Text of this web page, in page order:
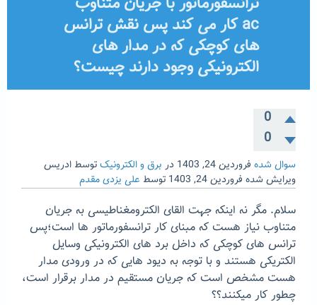
ac کار می کند پس نقش ترانس
های کوچکی که در مدار های
الکترونیکی وجود دارند چیست؟
0
0
سوال شده فروردین 24, 1403 در برق و الکترونیکتوسط ادریس
ویرایش شده فروردین 24, 1403 توسط علی یزدی مقدم
سلام. مگر نه اینکه جهت القای الکترومغناطیسی به جریان
متناوب نیاز هست که مبنای کار ترانسفورماتور ها است؛پس
ترانس های کوچکی که داخل برد های الکترونیکی وسایل
الکتریکی هستند و با توجه به دیود هایی که در ورودی مدار
هست مشخص است که جریان مستقیم در مدار برقرار است،
چطور کار میکنند؟؟